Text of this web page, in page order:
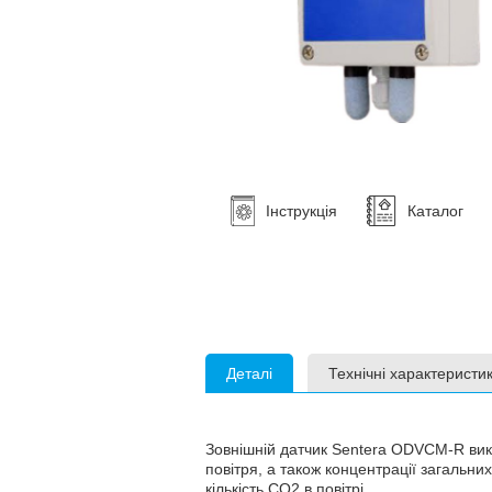
Інструкція Каталог
Деталі Технічні
Зовнішній датчик Sentera ODVCM-R
повітря, а також концентрації